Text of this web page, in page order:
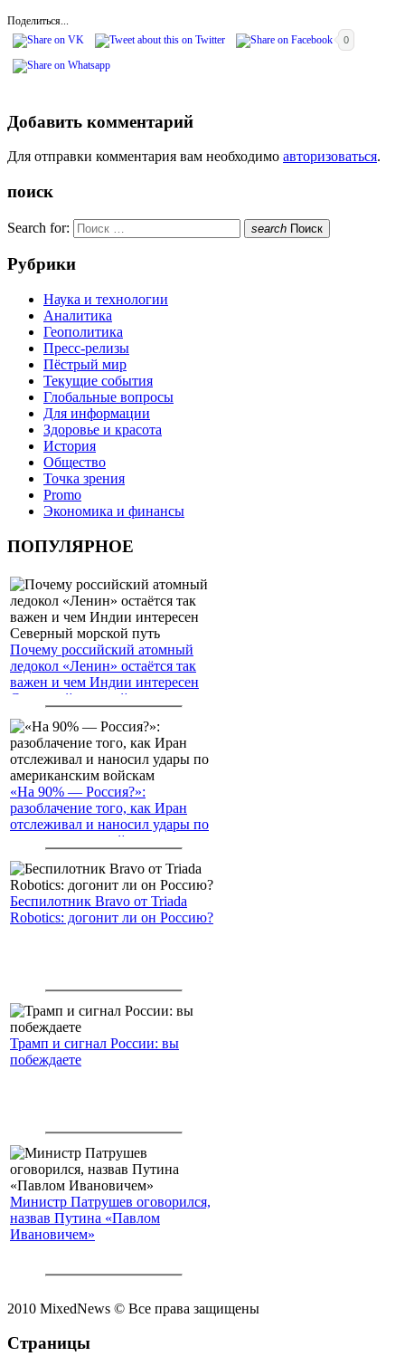
Поделиться...
0
Добавить комментарий
Для отправки комментария вам необходимо авторизоваться.
поиск
Search for: search Поиск
Рубрики
Наука и технологии
Аналитика
Геополитика
Пресс-релизы
Пёстрый мир
Текущие события
Глобальные вопросы
Для информации
Здоровье и красота
История
Общество
Точка зрения
Promo
Экономика и финансы
ПОПУЛЯРНОЕ
Почему российский атомный
ледокол «Ленин» остаётся так
важен и чем Индии интересен
Северный морской путь
«На 90% — Россия?»:
разоблачение того, как Иран
отслеживал и наносил удары по
американским войскам
Беспилотник Bravo от Triada
Robotics: догонит ли он Россию?
Трамп и сигнал России: вы
побеждаете
Министр Патрушев оговорился,
назвав Путина «Павлом
Ивановичем»
2010 MixedNews © Все права защищены
Страницы